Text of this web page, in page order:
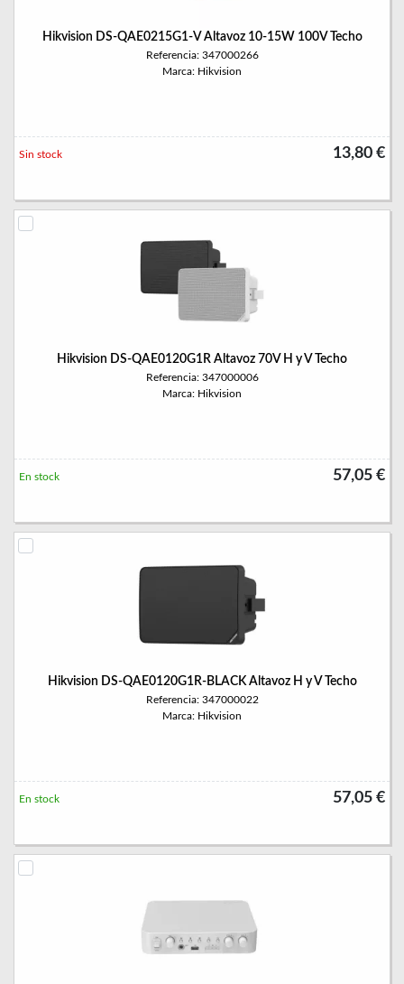
Hikvision DS-QAE0215G1-V Altavoz 10-15W 100V Techo
Referencia: 347000266
Marca: Hikvision
13,80 €
Sin stock
Hikvision DS-QAE0120G1R Altavoz 70V H y V Techo
Referencia: 347000006
Marca: Hikvision
57,05 €
En stock
Hikvision DS-QAE0120G1R-BLACK Altavoz H y V Techo
Referencia: 347000022
Marca: Hikvision
57,05 €
En stock